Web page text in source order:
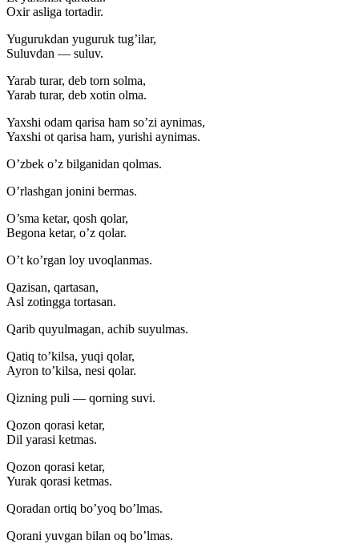
Oxir asliga tortadir.
Yugurukdan yuguruk tug’ilar,
Suluvdan — suluv.
Yarab turar, deb torn solma,
Yarab turar, deb xotin olma.
Yaxshi odam qarisa ham so’zi aynimas,
Yaxshi ot qarisa ham, yurishi aynimas.
O’zbek o’z bilganidan qolmas.
O’rlashgan jonini bermas.
O’sma ketar, qosh qolar,
Begona ketar, o’z qolar.
O’t ko’rgan loy uvoqlanmas.
Qazisan, qartasan,
Asl zotingga tortasan.
Qarib quyulmagan, achib suyulmas.
Qatiq to’kilsa, yuqi qolar,
Ayron to’kilsa, nesi qolar.
Qizning puli — qorning suvi.
Qozon qorasi ketar,
Dil yarasi ketmas.
Qozon qorasi ketar,
Yurak qorasi ketmas.
Qoradan ortiq bo’yoq bo’lmas.
Qorani yuvgan bilan oq bo’lmas.